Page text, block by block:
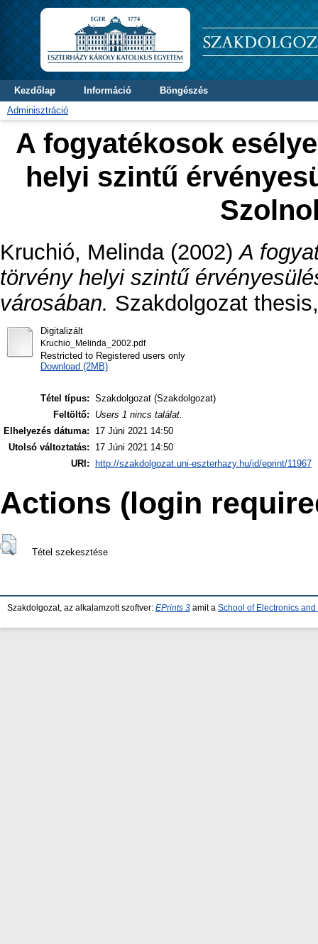
Kezdőlap Információ
Böngészés
Adminisztráció
A fogyatékosok
helyi szintű
Kruchió, Melinda(2002)A
törvény helyi szintű
városában. Szakdolgozat
Digitalizált
Kruchio_Melinda_2002.pdf
Restricted to Registered users only
Download (2MB)
Tétel típus: Szakdolgozat (Szakdolgozat)
Feltöltő:
Users 1 nincs találat.
Elhelyezés dátuma:
17 Júni 2021 14:50
Utolsó változtatás:
17 Júni 2021 14:50
URI:
http://szakdolgozat.uni-eszterhazy.hu/id/eprint/11967
Actions (login
Tétel szekesztése
Szakdolgozat, az alkalamzott szoftver: EPrints 3 amit a School of Electronics